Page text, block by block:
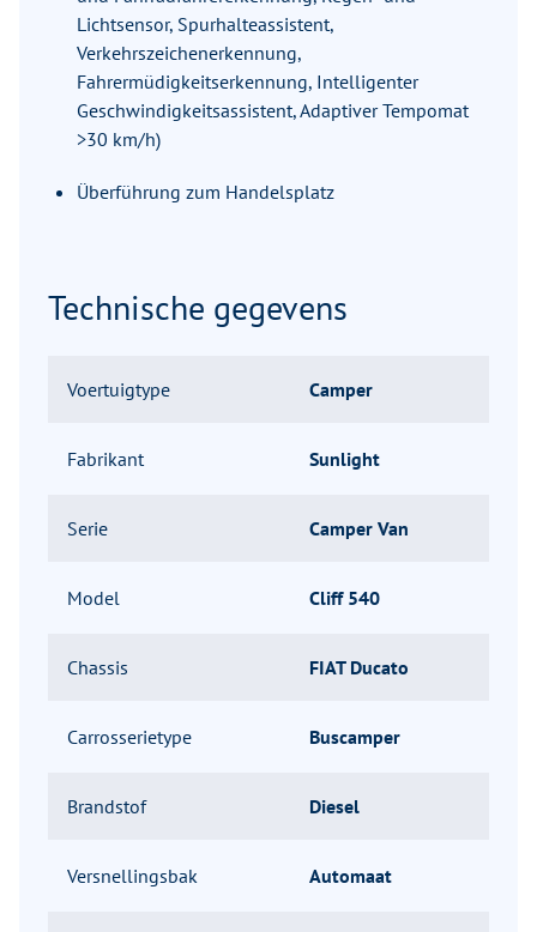
Lichtsensor, Spurhalteassistent,
Verkehrszeichenerkennung,
Fahrermüdigkeitserkennung, Intelligenter
Geschwindigkeitsassistent, Adaptiver Tempomat
>30 km/h)
Überführung zum Handelsplatz
Technische gegevens
Voertuigtype Camper
Fabrikant Sunlight
Serie Camper Van
Model Cliff 540
Chassis FIAT Ducato
Carrosserietype Buscamper
Brandstof Diesel
Versnellingsbak Automaat